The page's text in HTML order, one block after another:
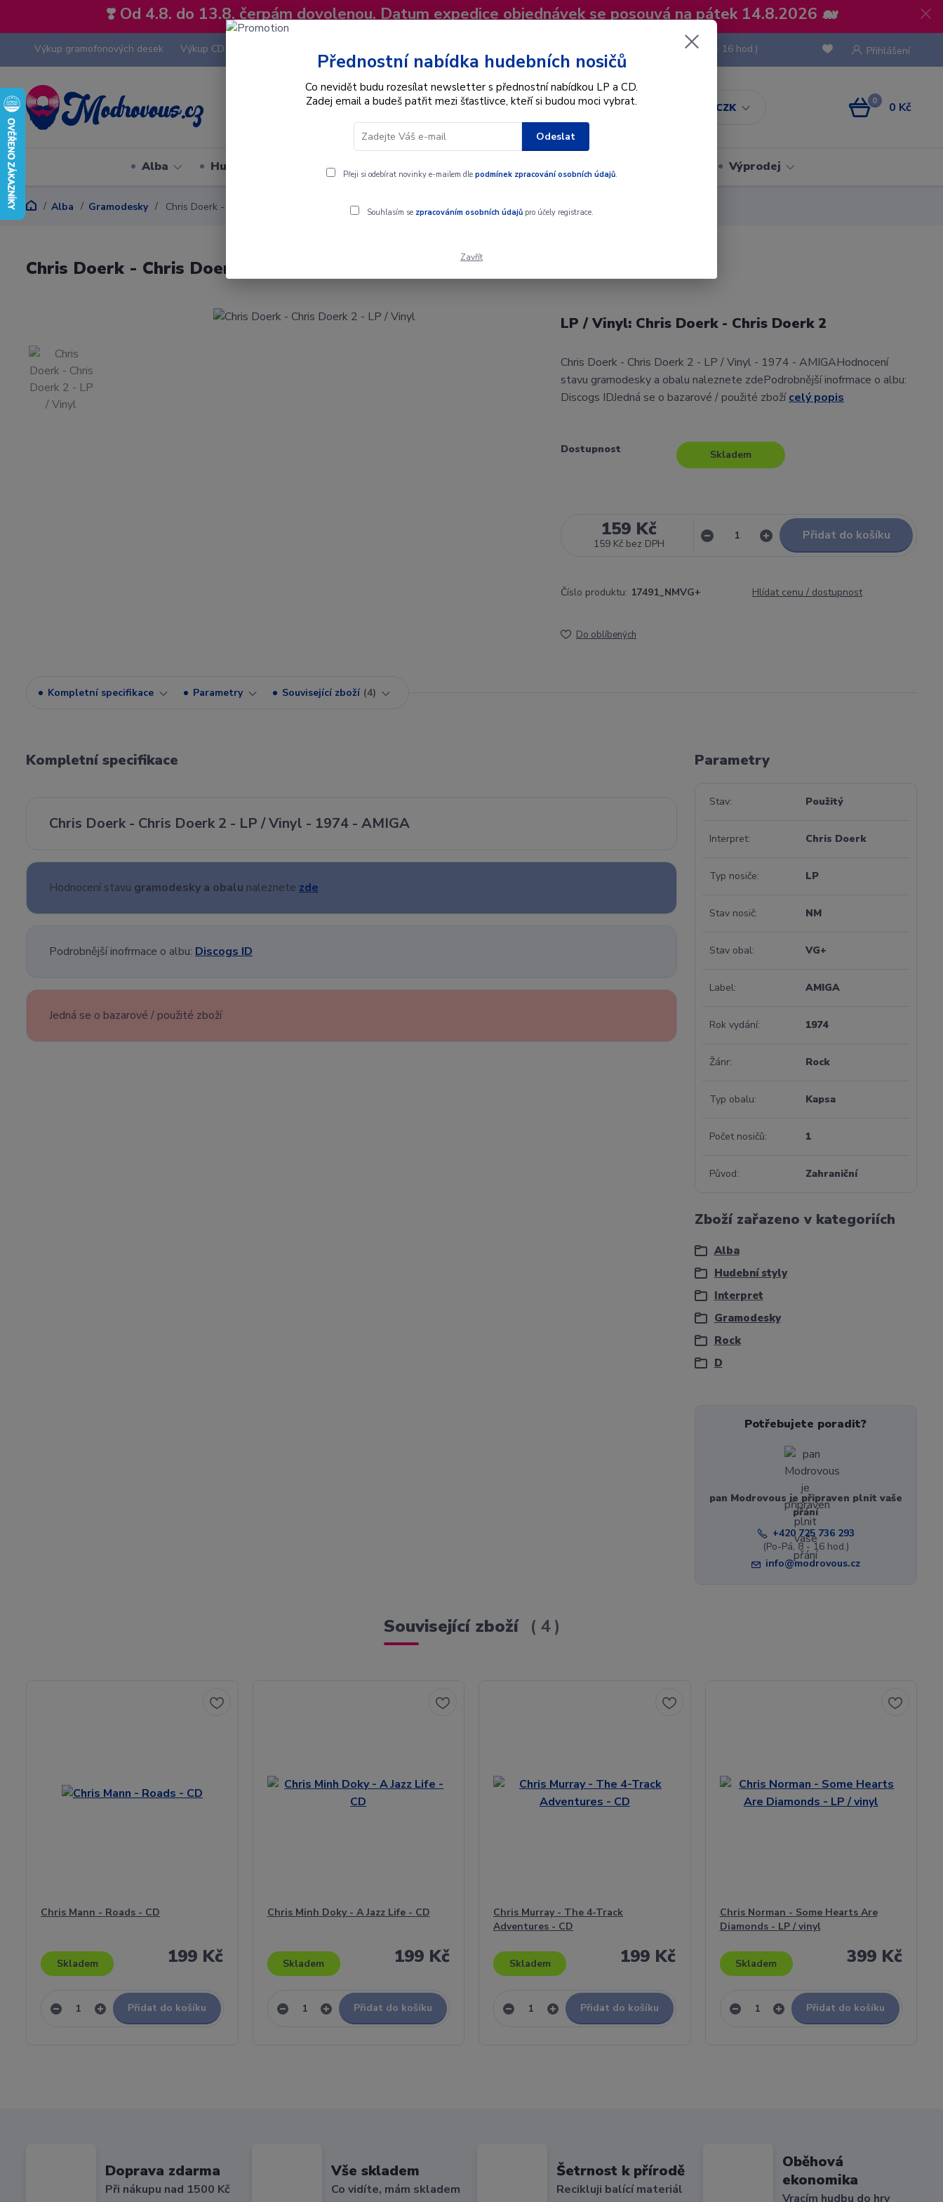
❣️ Od 4.8. do 13.8. čerpám dovolenou. Datum expedice objednávek se posouvá na pátek 14.8.2026 🐋
Výkup gramofonových desek Výkup CD
CZK
Přihlášení
Hledat
(Po-Pá, 8 - 16 hod.)
0 0 Kč
Alba Hudební styly Interpret Dárkové poukazy Výprodej
Alba Gramodesky Chris Doerk - Chris Doerk 2 - LP / Vinyl
Chris Doerk - Chris Doerk 2 - LP / Vinyl
LP / Vinyl: Chris Doerk - Chris Doerk 2
Chris Doerk - Chris Doerk 2 - LP / Vinyl - 1974 - AMIGAHodnocení
stavu gramodesky a obalu naleznete zdePodrobnější inofrmace o albu:
Discogs IDJedná se o bazarové / použité zbožícelý popis
Dostupnost Skladem
159 Kč
159 Kč bez DPH
Přidat do košíku
Číslo produktu: 17491_NMVG+ Hlídat cenu / dostupnost
Do oblíbených
Kompletní specifikace Parametry Související zboží 4
Kompletní specifikace
Chris Doerk - Chris Doerk 2 - LP / Vinyl - 1974 - AMIGA
Hodnocení stavu gramodesky a obalu naleznete zde
Podrobnější inofrmace o albu: Discogs ID
Jedná se o bazarové / použité zboží
Parametry
Stav Použitý
Interpret Chris Doerk
Typ nosiče LP
Stav nosič NM
Stav obal VG+
Label AMIGA
Rok vydání 1974
Žánr Rock
Typ obalu Kapsa
Počet nosičů 1
Původ Zahraniční
Zboží zařazeno v kategoriích
Alba
Hudební styly
Interpret
Gramodesky
Rock
D
Potřebujete poradit?
pan Modrovous je připraven plnit vaše
přání
+420 725 736 293
(Po-Pá, 8 - 16 hod.)
info@modrovous.cz
Související zboží 4
Chris Mann - Roads - CD
199 Kč
Skladem
Přidat do košíku
Chris Minh Doky - A Jazz Life - CD
199 Kč
Skladem
Přidat do košíku
Chris Murray - The 4-Track
Adventures - CD
199 Kč
Skladem
Přidat do košíku
Chris Norman - Some Hearts Are
Diamonds - LP / vinyl
399 Kč
Skladem
Přidat do košíku
Doprava zdarma
Při nákupu nad 1500 Kč
Vše skladem
Co vidíte, mám skladem
Šetrnost k přírodě
Recikluji balící materiál
Oběhová
ekonomika
Vracím hudbu do hry
Přednostní nabídka hudebních nosičů
Co nevidět budu rozesílat newsletter s přednostní nabídkou LP a CD.
Zadej email a budeš patřit mezi šťastlivce, kteří si budou moci vybrat.
Odeslat
Přeji si odebírat novinky e-mailem dle podmínek zpracování osobních údajů.
Souhlasím se zpracováním osobních údajůpro účely registrace.
Zavřít